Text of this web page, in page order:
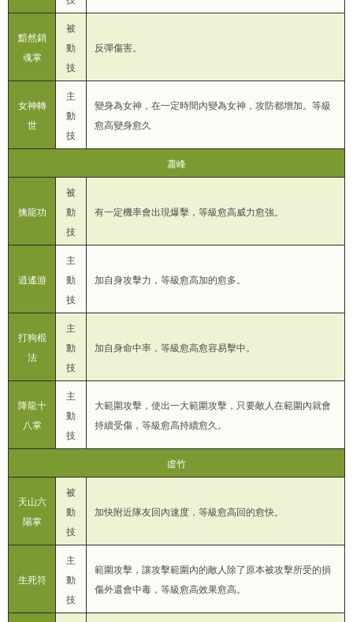
黯然銷
魂掌
被
動
技
反彈傷害。
女神轉
世
主
動
技
變身為女神，在一定時間內變為女神，攻防都增加。等級
愈高變身愈久
蕭峰
擒龍功
被
動
技
有一定機率會出現爆擊，等級愈高威力愈強。
逍遙游
主
動
技
加自身攻擊力，等級愈高加的愈多。
打狗棍
法
主
動
技
加自身命中率，等級愈高愈容易擊中。
降龍十
八掌
主
動
技
大範圍攻擊，使出一大範圍攻擊，只要敵人在範圍內就會
持續受傷，等級愈高持續愈久。
虛竹
天山六
陽掌
被
動
技
加快附近隊友回內速度，等級愈高回的愈快。
生死符
主
動
技
範圍攻擊，讓攻擊範圍內的敵人除了原本被攻擊所受的損
傷外還會中毒，等級愈高效果愈高。